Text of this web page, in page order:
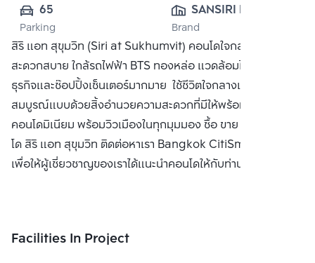
65
Parking
SANSIRI PUBLIC
CO., LTD.
Brand
สิริ แอท สุขุมวิท (Siri at Sukhumvit) คอนโดใจกลางสุขุมวิท
สะดวกสบาย ใกล้รถไฟฟ้า BTS ทองหล่อ แวดล้อมไปด้วยแหล่ง
ธุรกิจและช๊อปปิ้งเซ็นเตอร์มากมาย ใช้ชีวิตใจกลางเมืองอย่าง
สมบูรณ์แบบด้วยสิ้งอำนวยความสะดวกที่มีให้พร้อมใน
คอนโดมิเนียม พร้อมวิวเมืองในทุกมุมมอง ซื้อ ขาย หรือ เช่า คอน
โด สิริ แอท สุขุมวิท ติดต่อหาเรา Bangkok CitiSmart ได้ทันที
เพื่อให้ผู้เชี่ยวชาญของเราได้แนะนำคอนโดให้กับท่าน
Facilities In Project